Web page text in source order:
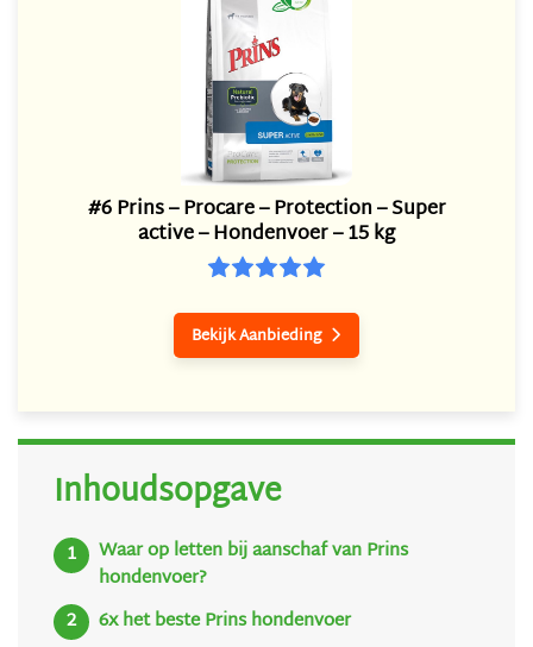
#6 Prins – Procare – Protection – Super
active – Hondenvoer – 15 kg
Bekijk Aanbieding 
Inhoudsopgave
Waar op letten bij aanschaf van Prins
hondenvoer?
6x het beste Prins hondenvoer